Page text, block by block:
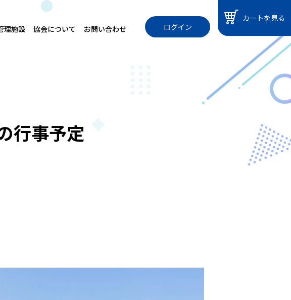
理施設 協会について お問い合わせ ログイン
カートを見る
行事予定